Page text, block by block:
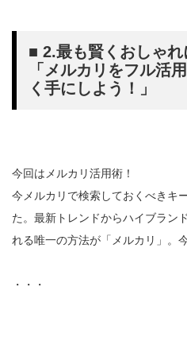
■ 2.最も賢くおしゃ
「メルカリをフル活
く手にしよう！」
今回はメルカリ活用術！
今メルカリで検索しておくべきキ
た。最新トレンドからハイブラン
れる唯一の方法が「メルカリ」。
・・・